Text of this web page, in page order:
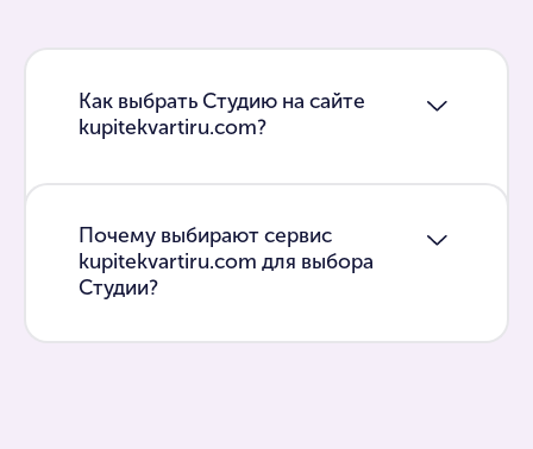
Как выбрать Студию на сайте
kupitekvartiru.com?
Почему выбирают сервис
kupitekvartiru.com для выбора
Студии?